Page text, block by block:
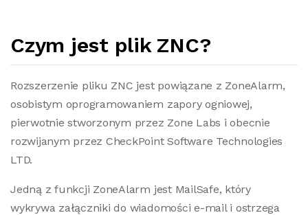
Czym jest plik ZNC?
Rozszerzenie pliku ZNC jest powiązane z ZoneAlarm,
osobistym oprogramowaniem zapory ogniowej,
pierwotnie stworzonym przez Zone Labs i obecnie
rozwijanym przez CheckPoint Software Technologies
LTD.
Jedną z funkcji ZoneAlarm jest MailSafe, który
wykrywa załączniki do wiadomości e-mail i ostrzega